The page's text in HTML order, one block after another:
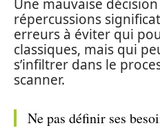
Une mauvaise
répercussions
erreurs à éviter qui
classiques, mais qui
s’infiltrer dans le
scanner.
Ne pas définir ses